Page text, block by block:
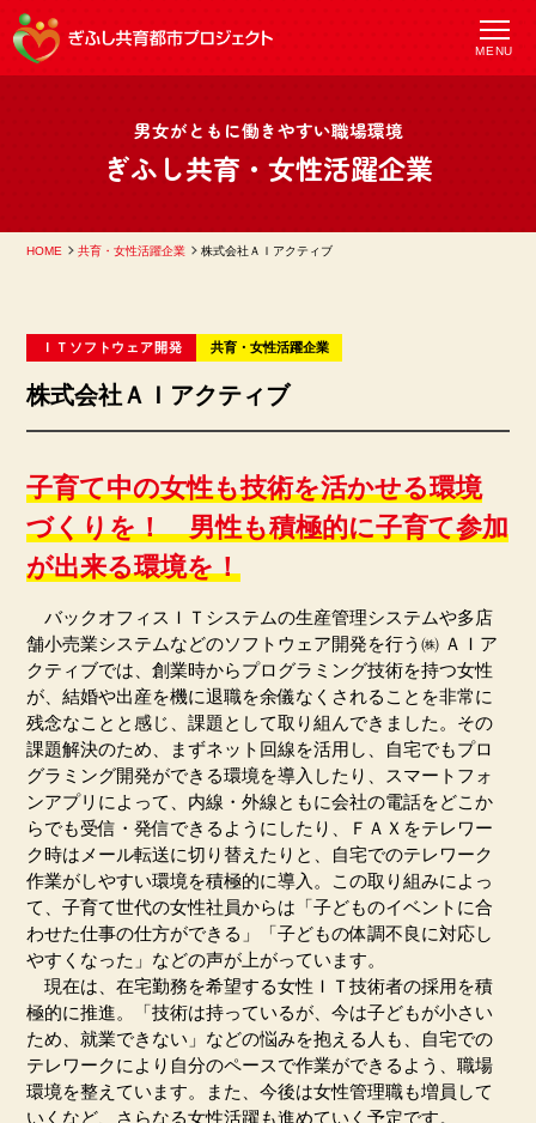
男女がともに働きやすい職場環境
ぎふし共育・女性活躍企業
HOME 共育・女性活躍企業 株式会社ＡＩアクティブ
ＩＴソフトウェア開発 共育 女性活躍企業
株式会社ＡＩアクティブ
子育て中の女性も技術を活かせる環境
づくりを！ 男性も積極的に子育て参加
が出来る環境を！
バックオフィスＩＴシステムの生産管理システムや多店
舗小売業システムなどのソフトウェア開発を行う㈱ ＡＩア
クティブでは、創業時からプログラミング技術を持つ女性
が、結婚や出産を機に退職を余儀なくされることを非常に
残念なことと感じ、課題として取り組んできました。その
課題解決のため、まずネット回線を活用し、自宅でもプロ
グラミング開発ができる環境を導入したり、スマートフォ
ンアプリによって、内線・外線ともに会社の電話をどこか
らでも受信・発信できるようにしたり、ＦＡＸをテレワー
ク時はメール転送に切り替えたりと、自宅でのテレワーク
作業がしやすい環境を積極的に導入。この取り組みによっ
て、子育て世代の女性社員からは「子どものイベントに合
わせた仕事の仕方ができる」「子どもの体調不良に対応し
やすくなった」などの声が上がっています。
現在は、在宅勤務を希望する女性ＩＴ技術者の採用を積
極的に推進。「技術は持っているが、今は子どもが小さい
ため、就業できない」などの悩みを抱える人も、自宅での
テレワークにより自分のペースで作業ができるよう、職場
環境を整えています。また、今後は女性管理職も増員して
いくなど、さらなる女性活躍も進めていく予定です。
MENU